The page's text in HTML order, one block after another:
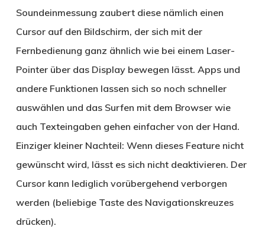
Soundeinmessung zaubert diese nämlich einen
Cursor auf den Bildschirm, der sich mit der
Fernbedienung ganz ähnlich wie bei einem Laser-
Pointer über das Display bewegen lässt. Apps und
andere Funktionen lassen sich so noch schneller
auswählen und das Surfen mit dem Browser wie
auch Texteingaben gehen einfacher von der Hand.
Einziger kleiner Nachteil: Wenn dieses Feature nicht
gewünscht wird, lässt es sich nicht deaktivieren. Der
Cursor kann lediglich vorübergehend verborgen
werden (beliebige Taste des Navigationskreuzes
drücken).